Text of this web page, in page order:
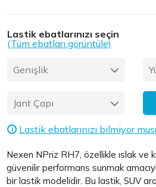
Lastik ebatlarınızı seçin
(Tüm ebatları görüntüle)
Genişlik
Jant Çapı
i Lastik ebatlarınızı bilmiyor
Nexen NPriz RH7, özellikle ıslak ve
güvenilir performans sunmak
bir lastik modelidir. Bu lastik, SUV